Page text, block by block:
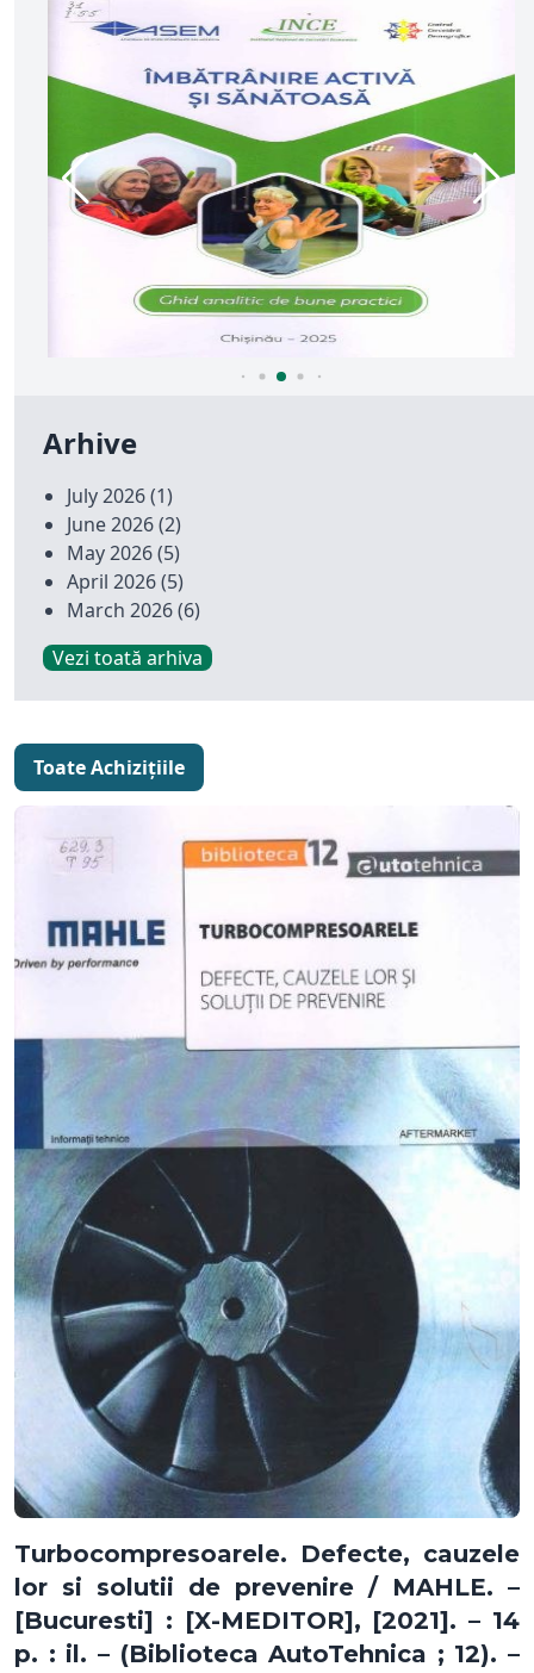
Arhive
July 2026(1)
June 2026(2)
May 2026(5)
April 2026(5)
March 2026(6)
Vezi toată arhiva
Toate Achizițiile
Turbocompresoarele. Defecte, cauzele
lor si solutii de prevenire / MAHLE. –
[Bucuresti] : [X-MEDITOR], [2021]. – 14
p. : il. – (Biblioteca AutoTehnica ; 12). –